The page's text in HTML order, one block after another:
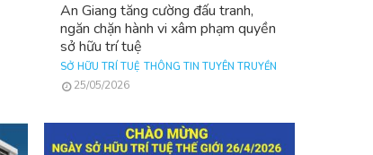
An Giang tăng cường đấu tranh,
ngăn chặn hành vi xâm phạm quyền
sở hữu trí tuệ
SỞ HỮU TRÍ TUỆ THÔNG TIN TUYÊN TRUYỀN
25/05/2026